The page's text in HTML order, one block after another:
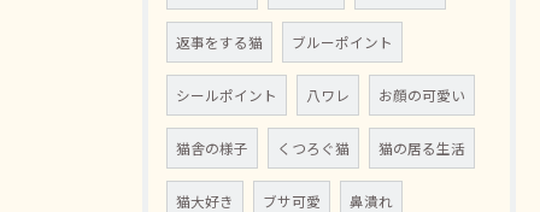
返事をする猫 ブルーポイント
シールポイント 八ワレ お顔の可愛い
猫舎の様子 くつろぐ猫 猫の居る生活
猫大好き ブサ可愛 鼻潰れ